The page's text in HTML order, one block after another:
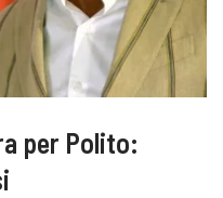
per Polito: